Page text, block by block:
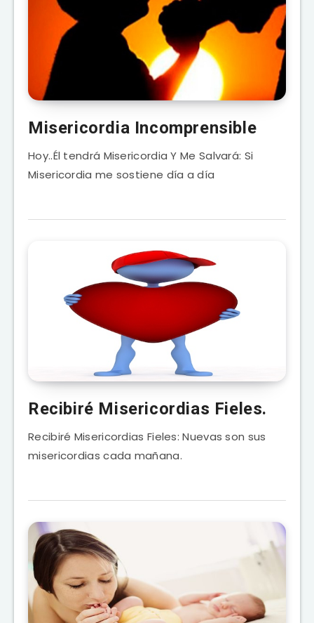
Misericordia Incomprensible
Hoy..Él tendrá Misericordia Y Me Salvará: Si
Misericordia me sostiene día a día
Recibiré Misericordias Fieles.
Recibiré Misericordias Fieles: Nuevas son sus
misericordias cada mañana.